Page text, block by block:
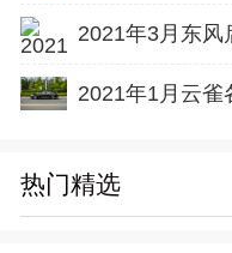
2021年3月东风
2021年1月云雀
热门精选